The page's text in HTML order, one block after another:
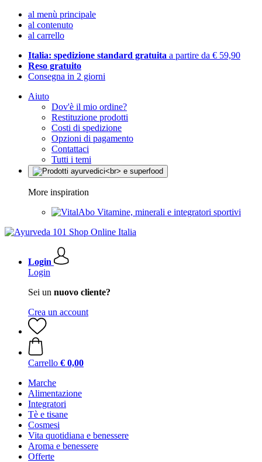
al menù principale
al contenuto
al carrello
Italia: spedizione standard gratuita a partire da € 59,90
Reso gratuito
Consegna in 2 giorni
Aiuto
Dov'è il mio ordine?
Restituzione prodotti
Costi di spedizione
Opzioni di pagamento
Contattaci
Tutti i temi
More inspiration
Vitamine, minerali e integratori sportivi
Login
Login
Sei un nuovo cliente?
Crea un account
Carrello € 0,00
Marche
Alimentazione
Integratori
Tè e tisane
Cosmesi
Vita quotidiana e benessere
Aroma e benessere
Offerte